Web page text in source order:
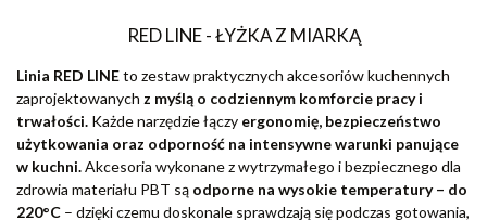
RED LINE - ŁYŻKA Z MIARKĄ
Linia RED LINEto zestaw praktycznych akcesoriów kuchennych
zaprojektowanych z myślą o codziennym komforcie pracy i
trwałości. Każde narzędzie łączy ergonomię, bezpieczeństwo
użytkowania oraz odporność na intensywne warunki panujące
w kuchni.Akcesoria wykonane z wytrzymałego i bezpiecznego dla
zdrowia materiału PBT są odporne na wysokie temperatury – do
220°C – dzięki czemu doskonale sprawdzają się podczas gotowania,